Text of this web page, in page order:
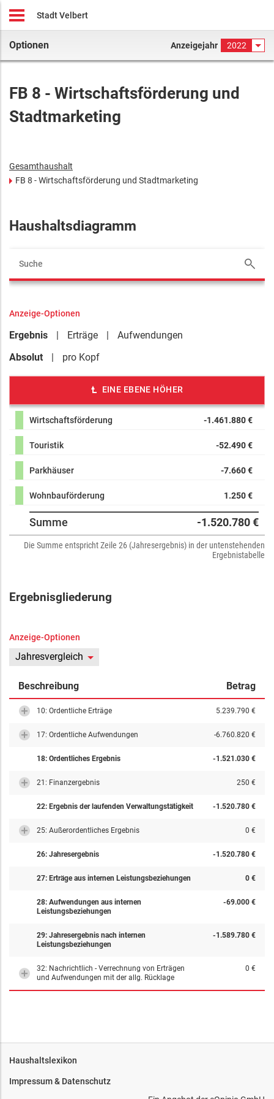
Stadt Velbert
Optionen Anzeigejahr 2022
FB 8 - Wirtschaftsförderung und
Stadtmarketing
Gesamthaushalt
FB 8 - Wirtschaftsförderung und Stadtmarketing
Haushaltsdiagramm
Anzeige-Optionen
Ergebnis Erträge
Aufwendungen
Absolut
pro Kopf
EINE EBENE HÖHER
Wirtschaftsförderung -1.461.880 €
Touristik -52.490 €
Parkhäuser -7.660 €
Wohnbauförderung 1.250 €
Summe -1.520.780 €
Die Summe entspricht Zeile 26 (Jahresergebnis) in der untenstehenden
Ergebnistabelle
Ergebnisgliederung
Anzeige-Optionen
Jahresvergleich
Beschreibung Betrag
10: Ordentliche Erträge 5.239.790 €
17: Ordentliche Aufwendungen -6.760.820 €
18: Ordentliches Ergebnis -1.521.030 €
21: Finanzergebnis 250 €
22: Ergebnis der laufenden Verwaltungstätigkeit -1.520.780 €
25: Außerordentliches Ergebnis 0 €
26: Jahresergebnis -1.520.780 €
27: Erträge aus internen Leistungsbeziehungen 0 €
28: Aufwendungen aus internen
Leistungsbeziehungen
-69.000 €
29: Jahresergebnis nach internen
Leistungsbeziehungen
-1.589.780 €
32: Nachrichtlich - Verrechnung von Erträgen
und Aufwendungen mit der allg. Rücklage
0 €
Haushaltslexikon
Impressum & Datenschutz